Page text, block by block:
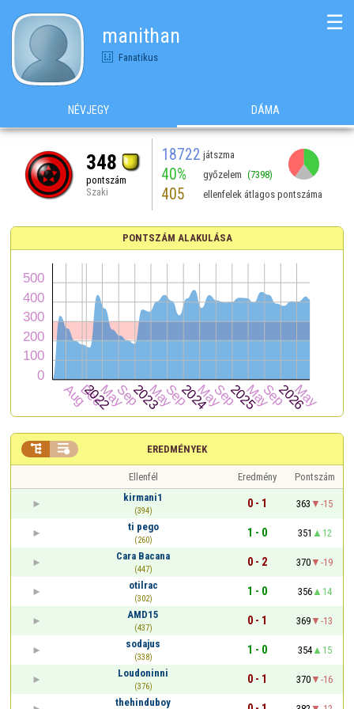
manithan
Fanatikus
☰
NÉVJEGY DÁMA
348
pontszám
Szaki
18722 játszma
40% győzelem (7398)
405 ellenfelek átlagos pontszáma
PONTSZÁM ALAKULÁSA
EREDMÉNYEK
 
Ellenfél Eredmény
Pontszám
kirmani1
(394)
0 - 1 363
-15
ti pego
(260)
1 - 0 351
12
Cara Bacana
(447)
0 - 2 370
-19
otilrac
(302)
1 - 0 356
14
AMD15
(437)
0 - 1 369
-13
sodajus
(338)
1 - 0 354
15
Loudoninni
(376)
0 - 1 370
-16
thehinduboy